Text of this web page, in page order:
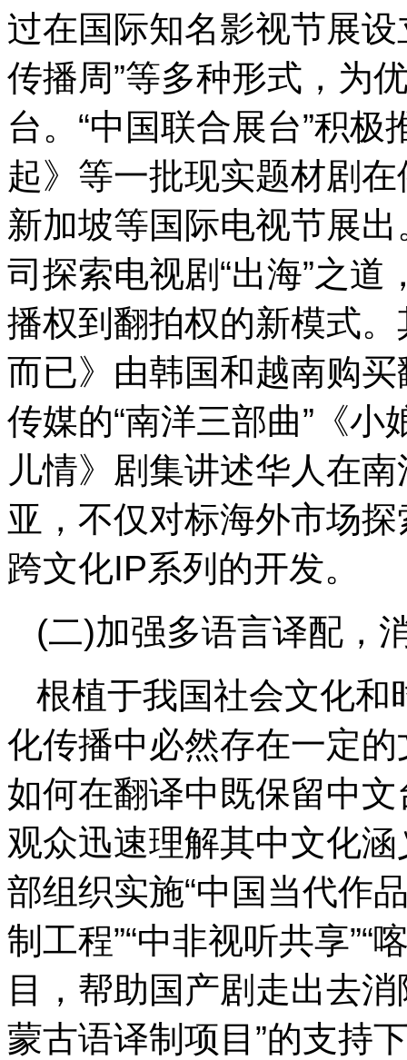
过在国际知名影视节展设
传播周”等多种形式，为
台。“中国联合展台”积
起》等一批现实题材剧
新加坡等国际电视节展
司探索电视剧“出海”之道
播权到翻拍权的新模式
而已》由韩国和越南购
传媒的“南洋三部曲”《
儿情》剧集讲述华人在
亚，不仅对标海外市场
跨文化IP系列的开发。
(二)加强多语言译配，
根植于我国社会文化和
化传播中必然存在一定
如何在翻译中既保留中
观众迅速理解其中文化
部组织实施“中国当代作
制工程”“中非视听共享”“
目，帮助国产剧走出去
蒙古语译制项目”的支持